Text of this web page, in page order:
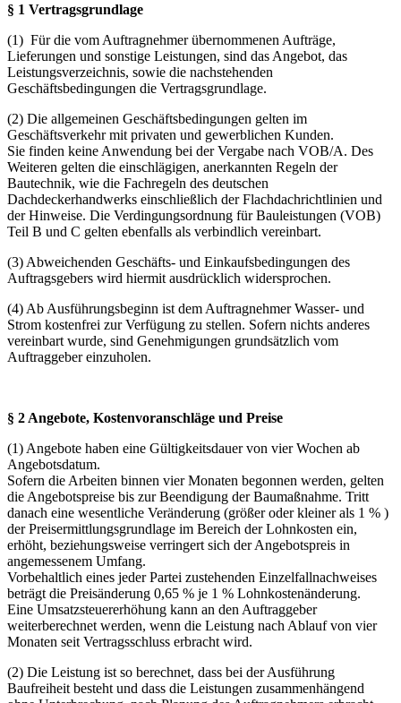
§ 1 Vertragsgrundlage
(1) Für die vom Auftragnehmer übernommenen Aufträge,
Lieferungen und sonstige Leistungen, sind das Angebot, das
Leistungsverzeichnis, sowie die nachstehenden
Geschäftsbedingungen die Vertragsgrundlage.
(2) Die allgemeinen Geschäftsbedingungen gelten im
Geschäftsverkehr mit privaten und gewerblichen Kunden.
Sie finden keine Anwendung bei der Vergabe nach VOB/A. Des
Weiteren gelten die einschlägigen, anerkannten Regeln der
Bautechnik, wie die Fachregeln des deutschen
Dachdeckerhandwerks einschließlich der Flachdachrichtlinien und
der Hinweise. Die Verdingungsordnung für Bauleistungen (VOB)
Teil B und C gelten ebenfalls als verbindlich vereinbart.
(3) Abweichenden Geschäfts- und Einkaufsbedingungen des
Auftragsgebers wird hiermit ausdrücklich widersprochen.
(4) Ab Ausführungsbeginn ist dem Auftragnehmer Wasser- und
Strom kostenfrei zur Verfügung zu stellen. Sofern nichts anderes
vereinbart wurde, sind Genehmigungen grundsätzlich vom
Auftraggeber einzuholen.
§ 2 Angebote, Kostenvoranschläge und Preise
(1) Angebote haben eine Gültigkeitsdauer von vier Wochen ab
Angebotsdatum.
Sofern die Arbeiten binnen vier Monaten begonnen werden, gelten
die Angebotspreise bis zur Beendigung der Baumaßnahme. Tritt
danach eine wesentliche Veränderung (größer oder kleiner als 1 % )
der Preisermittlungsgrundlage im Bereich der Lohnkosten ein,
erhöht, beziehungsweise verringert sich der Angebotspreis in
angemessenem Umfang.
Vorbehaltlich eines jeder Partei zustehenden Einzelfallnachweises
beträgt die Preisänderung 0,65 % je 1 % Lohnkostenänderung.
Eine Umsatzsteuererhöhung kann an den Auftraggeber
weiterberechnet werden, wenn die Leistung nach Ablauf von vier
Monaten seit Vertragsschluss erbracht wird.
(2) Die Leistung ist so berechnet, dass bei der Ausführung
Baufreiheit besteht und dass die Leistungen zusammenhängend